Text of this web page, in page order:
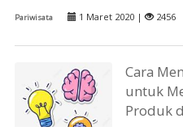
Pariwisata 1 Maret 2020 | 2456
Cara
untuk
Produk